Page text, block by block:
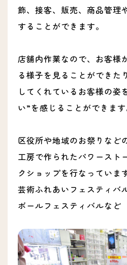
飾、接客、販売、商品管理
することができます。
店舗内作業なので、お客様
る様子を見ることができた
してくれているお客様の姿
い”を感じることができます
区役所や地域のお祭りなど
工房で作られたパワースト
クショップを行なっていま
芸術ふれあいフェスティバ
ボールフェスティバルなど